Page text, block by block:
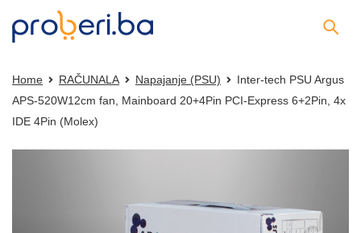
Home RAČUNALA Napajanje (PSU)
Inter-tech PSU Argus
APS-520W12cm fan, Mainboard 20+4Pin PCI-Express 6+2Pin, 4x
IDE 4Pin (Molex)